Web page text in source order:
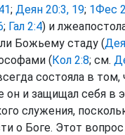
; Деян 20:3, 19; 1Фес
; Гал 2:4) и
Божьему стаду (
(Кол 2:8; см.
состояла в
он и защищал себя в
служения,
о Боге. Этот